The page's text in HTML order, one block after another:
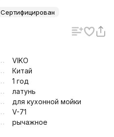
Сертифицирован
VIKO
Китай
1 год
латунь
для кухонной мойки
V-71
рычажное